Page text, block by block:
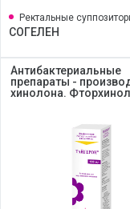
Ректальные
СОГЕЛЕН
Антибактериальные
препараты -
хинолона.